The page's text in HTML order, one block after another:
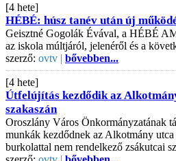
[4 hete]
HÉBÉ: húsz tanév után új
Geisztné Gogolák Évával, a HÉBÉ
az iskola múltjáról, jelenéről és a
szerző: ovtv | bővebben...
[4 hete]
Útfelújítás kezdődik az
szakaszán
Oroszlány Város Önkormányzatának
munkák kezdődnek az Alkotmány
burkolattal nem rendelkező zsákutcai